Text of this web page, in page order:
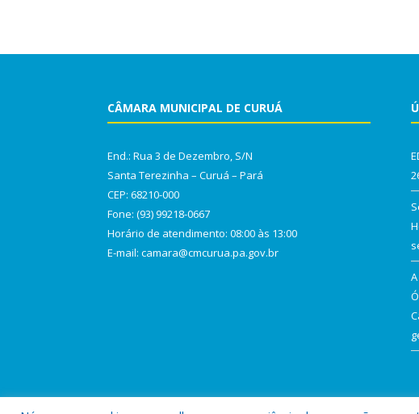
CÂMARA MUNICIPAL DE CURUÁ
End.: Rua 3 de Dezembro, S/N
Santa Terezinha – Curuá – Pará
CEP: 68210-000
Fone: (93) 99218-0667
Horário de atendimento: 08:00 às 13:00
E-mail: camara@cmcurua.pa.gov.br